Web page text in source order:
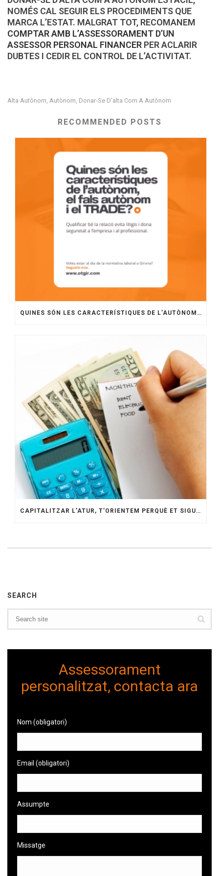
NOMÉS CAL SEGUIR ELS PROCEDIMENTS QUE
MARCA L’ESTAT. MALGRAT TOT, RECOMANEM
COMPTAR AMB L’ASSESSORAMENT D’UN
ASSESSOR PERSONAL FINANCER PER ACLARIR
DUBTES I CEDIR EL CONTROL DE L’ACTIVITAT.
Alta Autònom, Autònom, Donar-Se D’alta Com A Autònom
RECOMMENDED POSTS
QUINES SÓN LES CARACTERÍSTIQUES DE L’AUTÒNOM, EL FALS AUTÒNOM I EL TRADE?
CAPITALITZAR L’ATUR, T’ORIENTEM PERQUÈ ET SIGUI MÉS FÀCIL
SEARCH
Assessorament
personalitzat, contacta ara
Nom (obligatori)
Email (obligatori)
Assumpte
Missatge